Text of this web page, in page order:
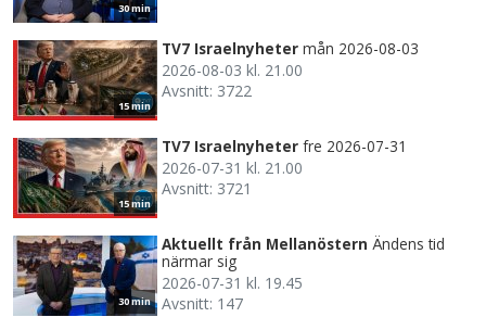
30 min
15 min
TV7 Israelnyheter mån 2026-08-03
2026-08-03 kl. 21.00
Avsnitt: 3722
15 min
TV7 Israelnyheter fre 2026-07-31
2026-07-31 kl. 21.00
Avsnitt: 3721
30 min
Aktuellt från Mellanöstern Ändens tid
närmar sig
2026-07-31 kl. 19.45
Avsnitt: 147